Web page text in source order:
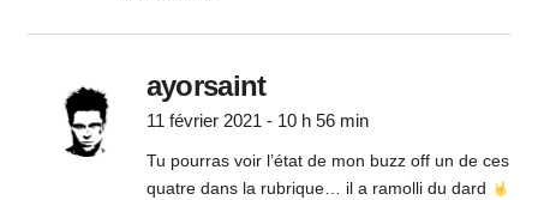
ayorsaint
11 février 2021 - 10 h 56 min
Tu pourras voir l’état de mon buzz off un de ces
quatre dans la rubrique… il a ramolli du dard